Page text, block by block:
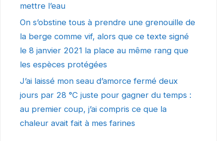
mettre l’eau
On s’obstine tous à prendre une grenouille de
la berge comme vif, alors que ce texte signé
le 8 janvier 2021 la place au même rang que
les espèces protégées
J’ai laissé mon seau d’amorce fermé deux
jours par 28 °C juste pour gagner du temps :
au premier coup, j’ai compris ce que la
chaleur avait fait à mes farines